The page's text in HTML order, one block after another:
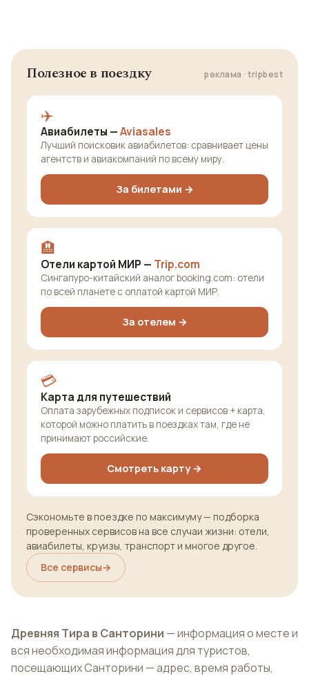
Полезное в поездку реклама · tripbest
✈️
Авиабилеты —Aviasales
Лучший поисковик авиабилетов: сравнивает цены
агентств и авиакомпаний по всему миру.
За билетами →
🏨
Отели картой МИР — Trip.com
Сингапуро-китайский аналог booking.com: отели
по всей планете с оплатой картой МИР.
За отелем →
💳
Карта для путешествий
Оплата зарубежных подписок и сервисов + карта,
которой можно платить в поездках там, где не
принимают российские.
Смотреть карту →
Сэкономьте в поездке по максимуму — подборка
проверенных сервисов на все случаи жизни: отели,
авиабилеты, круизы, транспорт и многое другое.
Все сервисы→
Древняя Тира в Санторини — информация о месте и
вся необходимая информация для туристов,
посещающих Санторини — адрес, время работы,